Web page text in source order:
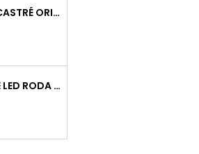
SPOT ENCASTRÉ ORIENTABLE WATTO GU10 AUTO BLANC
RÉGLETTE LED RODA BASIC 1266MM 36W 4300LM 4000K IP65 TRAV.